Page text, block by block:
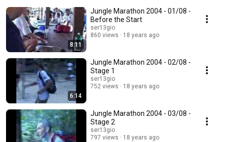
8:11
Jungle Marathon 2004 - 01/08 -
Before the Start
ser13gio
860 views
18 years ago
6:14
Jungle Marathon 2004 - 02/08 -
Stage 1
ser13gio
752 views
18 years ago
Jungle Marathon 2004 - 03/08 -
Stage 2
ser13gio
797 views
18 years ago